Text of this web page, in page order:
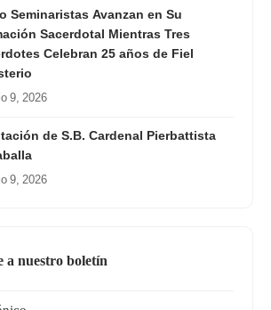
Seminaristas Avanzan en Su
Sacerdotal Mientras Tres
Celebran 25 años de Fiel
9, 2026
de S.B. Cardenal Pierbattista
9, 2026
a nuestro boletín